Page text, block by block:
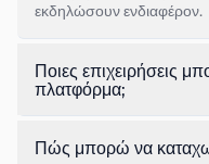
εκδηλώσουν ενδιαφέρον.
Ποιες επιχειρήσεις
πλατφόρμα;
Πώς μπορώ να